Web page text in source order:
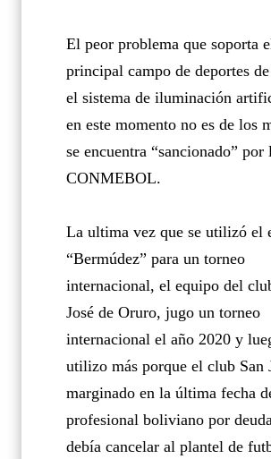
El peor problema que soporta
principal campo de deportes
el sistema de iluminación
en este momento no es de los
se encuentra “sancionado” por
CONMEBOL.
La ultima vez que se utilizó el
“Bermúdez” para un torneo
internacional, el equipo del
José de Oruro, jugo un torneo
internacional el año 2020 y
utilizo más porque el club San
marginado en la última fecha
profesional boliviano por
debía cancelar al plantel de